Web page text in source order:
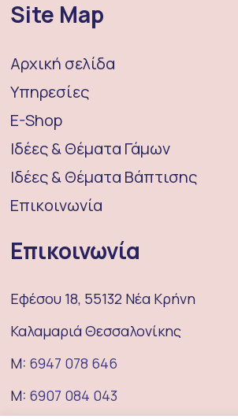
Site Map
Αρχική σελίδα
Υπηρεσίες
E-Shop
Ιδέες & Θέματα Γάμων
Ιδέες & Θέματα Βάπτισης
Επικοινωνία
Επικοινωνία
Εφέσου 18, 55132 Νέα Κρήνη
Καλαμαριά Θεσσαλονίκης
M: 6947 078 646
M: 6907 084 043